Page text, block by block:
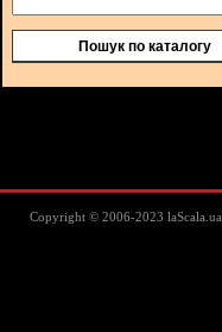
Пошук по каталогу
Copyright © 2006-2023 laScala.ua